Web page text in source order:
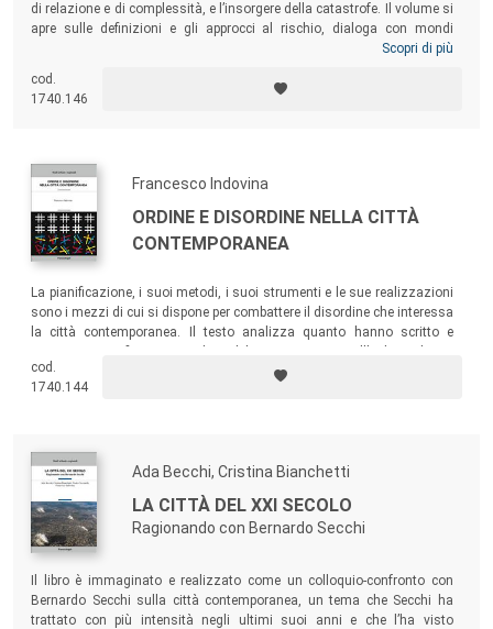
di relazione e di complessità, e l’insorgere della catastrofe. Il volume si
apre sulle definizioni e gli approcci al rischio, dialoga con mondi
disciplinari diversi e propone un modello valutativo per descrivere
il proprio futuro, riconoscendo i grandi pericoli che essa ha di fronte, e le
opportunità che possiede per assicurare alle future generazioni adeguati
Scopri di più
cod.
1740.146
Francesco Indovina
ORDINE E DISORDINE NELLA CITTÀ
CONTEMPORANEA
La pianificazione, i suoi metodi, i suoi strumenti e le sue realizzazioni
sono i mezzi di cui si dispone per combattere il disordine che interessa
la città contemporanea. Il testo analizza quanto hanno scritto e
ponendo l’attenzione sui meccanismi concreti che determinano
situazioni di disordine e riflettendo, infine, su come contrastare il
cod.
1740.144
Ada Becchi, Cristina Bianchetti
LA CITTÀ DEL XXI SECOLO
Ragionando con Bernardo Secchi
Il libro è immaginato e realizzato come un colloquio-confronto con
Bernardo Secchi sulla città contemporanea, un tema che Secchi ha
trattato con più intensità negli ultimi suoi anni e che l’ha visto